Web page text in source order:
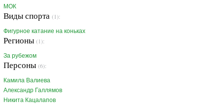
МОК
Виды спорта (1):
Фигурное катание на коньках
Регионы (1):
За рубежом
Персоны (6):
Камила Валиева
Александр Галлямов
Никита Кацалапов